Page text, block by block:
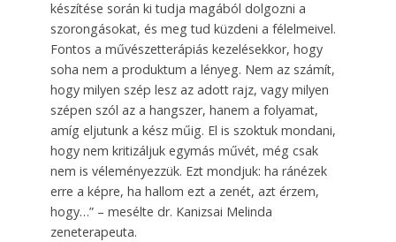
készítése során ki tudja magából dolgozni a
szorongásokat, és meg tud küzdeni a félelmeivel.
Fontos a művészetterápiás kezelésekkor, hogy
soha nem a produktum a lényeg. Nem az számít,
hogy milyen szép lesz az adott rajz, vagy milyen
szépen szól az a hangszer, hanem a folyamat,
amíg eljutunk a kész műig. El is szoktuk mondani,
hogy nem kritizáljuk egymás művét, még csak
nem is véleményezzük. Ezt mondjuk: ha ránézek
erre a képre, ha hallom ezt a zenét, azt érzem,
hogy…” – mesélte dr. Kanizsai Melinda
zeneterapeuta.